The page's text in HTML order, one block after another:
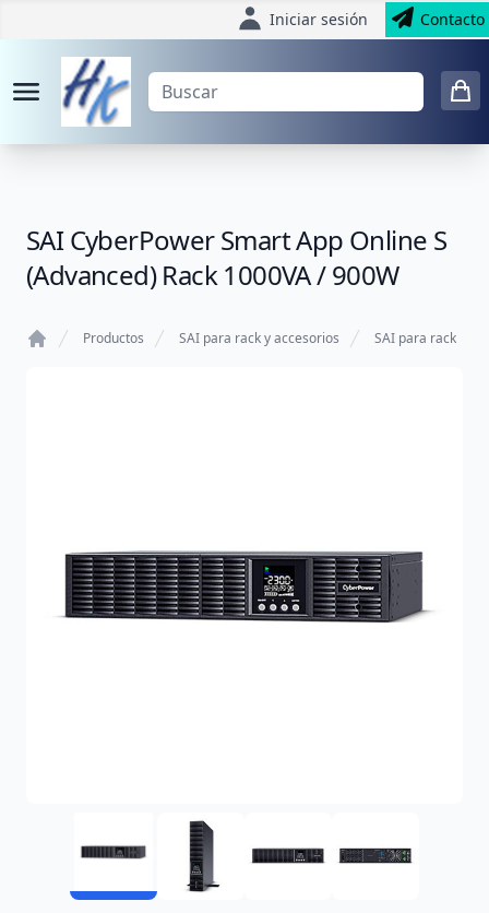
Iniciar sesión Contacto
SAI CyberPower Smart App Online S
(Advanced) Rack 1000VA / 900W
Productos SAI para rack y accesorios SAI para rack